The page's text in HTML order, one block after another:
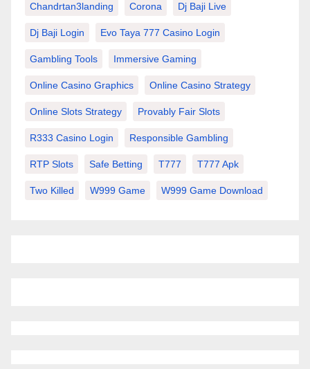
Chandrtan3landing Corona Dj Baji Live
Dj Baji Login Evo Taya 777 Casino Login
Gambling Tools Immersive Gaming
Online Casino Graphics Online Casino Strategy
Online Slots Strategy Provably Fair Slots
R333 Casino Login Responsible Gambling
RTP Slots Safe Betting T777 T777 Apk
Two Killed W999 Game W999 Game Download